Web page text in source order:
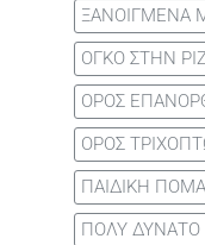
ΞΑΝΟΙΓΜΕΝΑ
ΟΓΚΟ ΣΤΗΝ
ΟΡΟΣ
ΟΡΟΣ
ΠΑΙΔΙΚΗ
ΠΟΛΥ